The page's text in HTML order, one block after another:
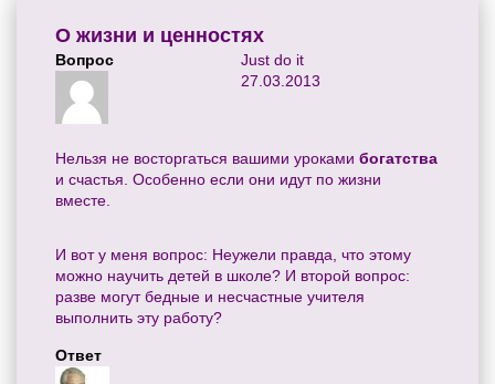
О жизни и ценностях
Вопрос
Just do it
27.03.2013
Нельзя не восторгаться вашими уроками богатства
и счастья. Особенно если они идут по жизни
вместе.
И вот у меня вопрос: Неужели правда, что этому
можно научить детей в школе? И второй вопрос:
разве могут бедные и несчастные учителя
выполнить эту работу?
Ответ